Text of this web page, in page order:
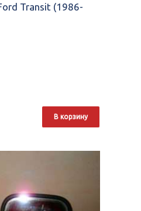
Transit (1986-
В корзину